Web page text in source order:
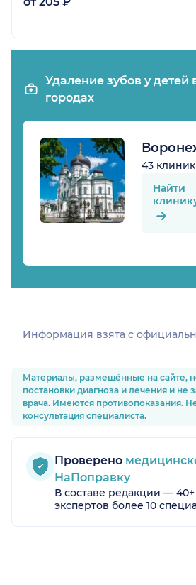
Удаление зубов у детей
городах
43
Найти
Информация взята c
Материалы, размещённые на сайте,
постановки диагноза и лечения и не
врача. Имеются противопоказания.
консультация специалиста.
Проверено
НаПоправку
В составе редакции —
экспертов более 10